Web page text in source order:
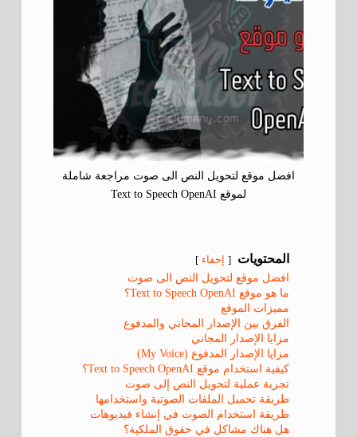
افضل موقع لتحويل النص الى صوت مراجعة شاملة
لموقع Text to Speech OpenAI
المحتويات إخفاء
افضل موقع لتحويل النص الى صوت
ما هو موقع Text to Speech OpenAI؟
مميزات الموقع
الفرق بين الإصدار المجاني والمدفوع
مزايا الإصدار المجاني
مزايا الإصدار المدفوع (My Voice)
كيفية استخدام موقع Text to Speech OpenAI؟
تجربة عملية لتحويل النص إلى صوت
طريقة تحميل الملفات الصوتية واستخدامها
طريقة استخدام الصوت في إنشاء فيديوهات
هل هناك مشاكل في حقوق الملكية؟